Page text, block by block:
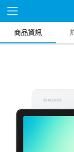
商品資訊